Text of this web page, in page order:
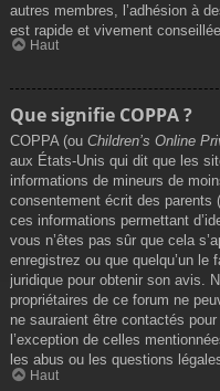
autres membres, l’adhésion à
est rapide et vivement conseillée.
Haut
Que signifie COPPA ?
COPPA (ou Children’s Online
aux États-Unis qui dit que les
informations de mineurs de
consentement écrit des parents
ces informations permettant
vous n’êtes pas sûr que cela
enregistrez ou que quelqu’un
juridique pour obtenir son avis.
propriétaires de ce forum ne
ne sauraient être contactés
l’exception de celles
les abus ou les questions
Haut